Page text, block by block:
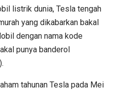
listrik dunia, Tesla tengah
yang dikabarkan bakal
dengan nama kode
punya banderol
tahunan Tesla pada Mei